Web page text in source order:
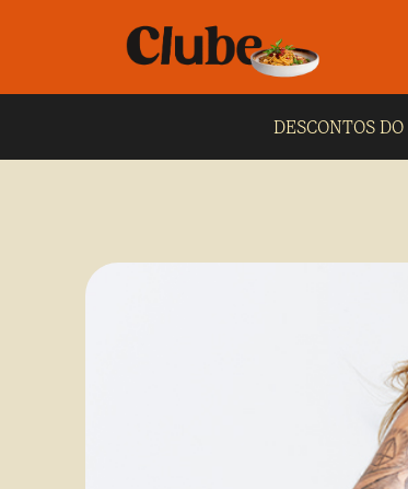
DESCONTOS